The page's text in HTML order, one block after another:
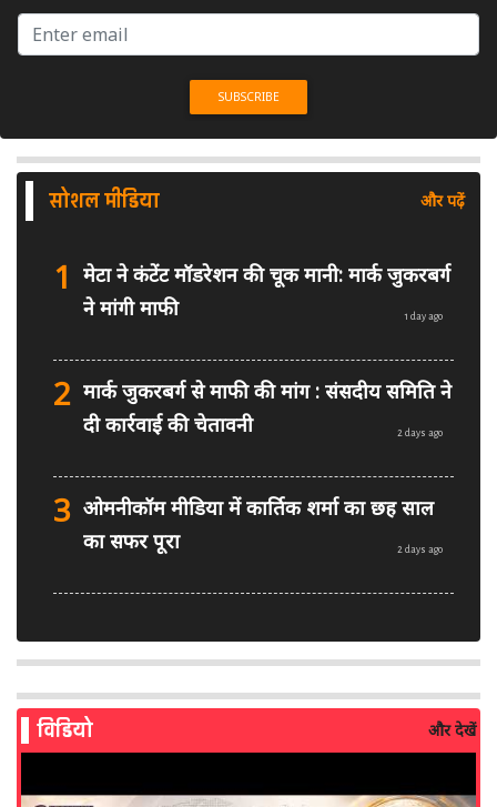
सोशल मीडिया और पढ़ें
1
मेटा ने कंटेंट मॉडरेशन की चूक मानी: मार्क जुकरबर्ग
ने मांगी माफी
1 day ago
2 मार्क जुकरबर्ग से माफी की मांग : संसदीय समिति ने
दी कार्रवाई की चेतावनी
2 days ago
3 ओमनीकॉम मीडिया में कार्तिक शर्मा का छह साल
का सफर पूरा
2 days ago
मिलेगी मेटा की ग्लोबल टीम
2 days ago
5 AI से बने फर्जी पोस्ट पर LinkedIn की सख्ती:
विडियो और देखें